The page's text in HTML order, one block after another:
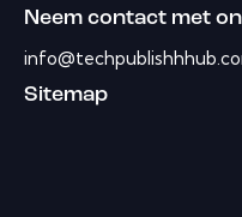
Neem contact met
Sitemap